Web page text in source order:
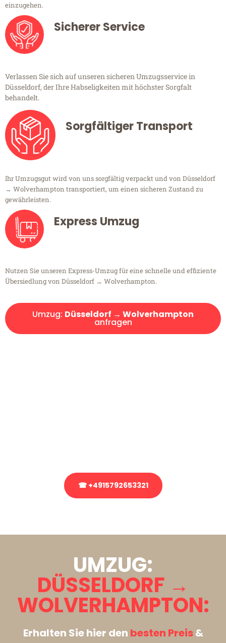
einzugehen.
Sicherer Service
Verlassen Sie sich auf unseren sicheren Umzugsservice in
Düsseldorf, der Ihre Habseligkeiten mit höchster Sorgfalt
behandelt.
Sorgfältiger Transport
Ihr Umzugsgut wird von uns sorgfältig verpackt und von Düsseldorf
→ Wolverhampton transportiert, um einen sicheren Zustand zu
gewährleisten.
Express Umzug
Nutzen Sie unseren Express-Umzug für eine schnelle und effiziente
Übersiedlung von Düsseldorf → Wolverhampton.
Umzug: Düsseldorf → Wolverhampton
anfragen
☎ +4915792653321
UMZUG:
DÜSSELDORF →
WOLVERHAMPTON:
Erhalten Sie hier den besten Preis&